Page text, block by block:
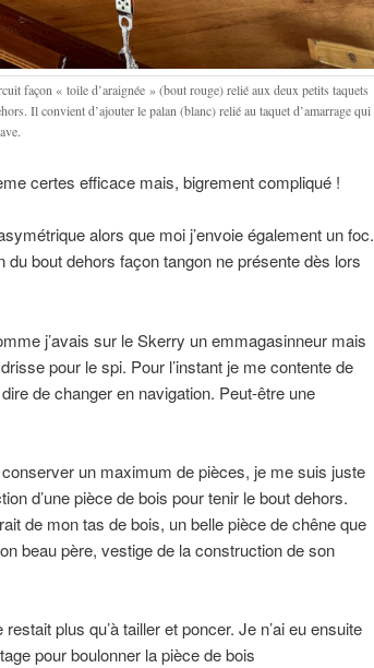
façon « toile d’araignée » (bout rouge) relié aux deux petits taquets
Il convient d’ajouter le palan (blanc) relié au taquet d’amarrage qui
certes efficace mais, bigrement compliqué !
alors que moi j’envoie également un foc.
du bout dehors façon tangon ne présente dès lors
j’avais sur le Skerry un emmagasinneur mais
pour le spi. Pour l’instant je me contente de
de changer en navigation. Peut-être une
un maximum de pièces, je me suis juste
d’une pièce de bois pour tenir le bout dehors.
de mon tas de bois, un belle pièce de chêne que
beau père, vestige de la construction de son
plus qu’à tailler et poncer. Je n’ai eu ensuite
pour boulonner la pièce de bois